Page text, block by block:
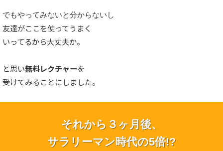
でもやってみないと分からないし
友達がここを使ってうまく
いってるから大丈夫か。
と思い無料レクチャーを
受けてみることにしました。
それから３ヶ月後、
サラリーマン時代の5倍!?